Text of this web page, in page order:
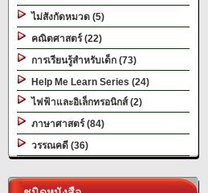
ไม่สังกัดหมวด (5)
คณิตศาสตร์ (22)
การเรียนรู้สำหรับเด็ก (73)
Help Me Learn Series (24)
ไฟฟ้าและอิเล็กทรอนิกส์ (2)
ภาษาศาสตร์ (84)
วรรณคดี (36)